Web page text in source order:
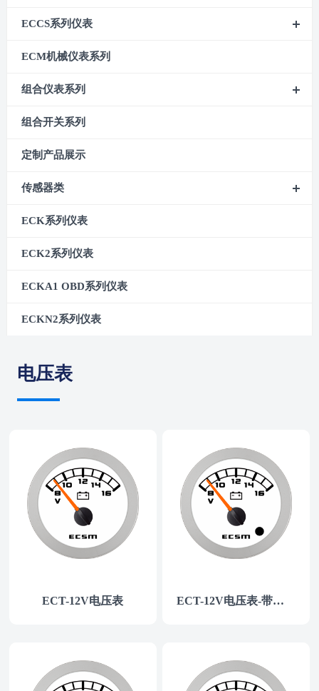
ECCS系列仪表
ECM机械仪表系列
组合仪表系列
组合开关系列
定制产品展示
传感器类
ECK系列仪表
ECK2系列仪表
ECKA1 OBD系列仪表
ECKN2系列仪表
电压表
ECT-12V电压表 ECT-12V电压表-带报警